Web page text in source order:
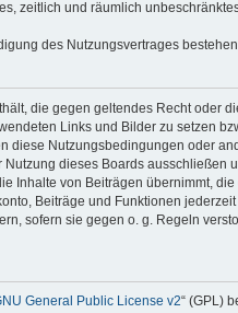
zeitlich und räumlich
des Nutzungsvertrages
die gegen geltendes Recht oder
Links und Bilder zu setzen
diese Nutzungsbedingungen oder
dieses Boards ausschließen
Inhalte von Beiträgen übernimmt,
Beiträge und Funktionen
sofern sie gegen o. g. Regeln
General Public License v2“ (GPL)